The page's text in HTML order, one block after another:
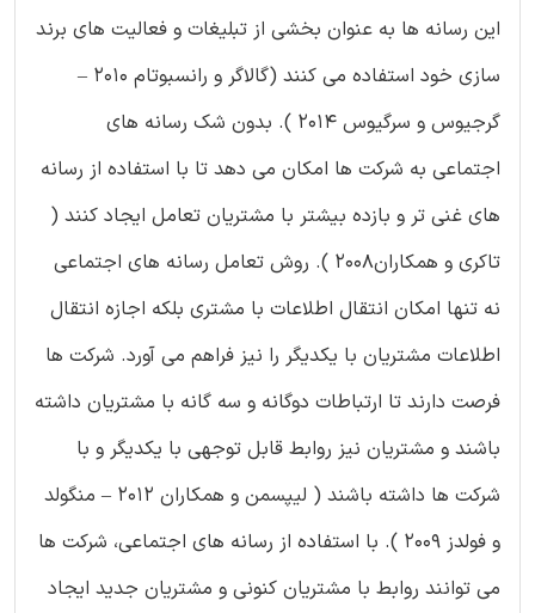
این رسانه ها به عنوان بخشی از تبلیغات و فعالیت های برند
سازی خود استفاده می کنند (گالاگر و رانسبوتام 2010 –
گرجیوس و سرگیوس 2014 ). بدون شک رسانه های
اجتماعی به شرکت ها امکان می دهد تا با استفاده از رسانه
های غنی تر و بازده بیشتر با مشتریان تعامل ایجاد کنند (
تاکری و همکاران2008 ). روش تعامل رسانه های اجتماعی
نه تنها امکان انتقال اطلاعات با مشتری بلکه اجازه انتقال
اطلاعات مشتریان با یکدیگر را نیز فراهم می آورد. شرکت ها
فرصت دارند تا ارتباطات دوگانه و سه گانه با مشتریان داشته
باشند و مشتریان نیز روابط قابل توجهی با یکدیگر و با
شرکت ها داشته باشند ( لیپسمن و همکاران 2012 – منگولد
و فولدز 2009 ). با استفاده از رسانه های اجتماعی، شرکت ها
می توانند روابط با مشتریان کنونی و مشتریان جدید ایجاد